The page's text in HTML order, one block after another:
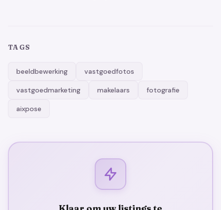
TAGS
beeldbewerking vastgoedfotos
vastgoedmarketing makelaars fotografie
aixpose